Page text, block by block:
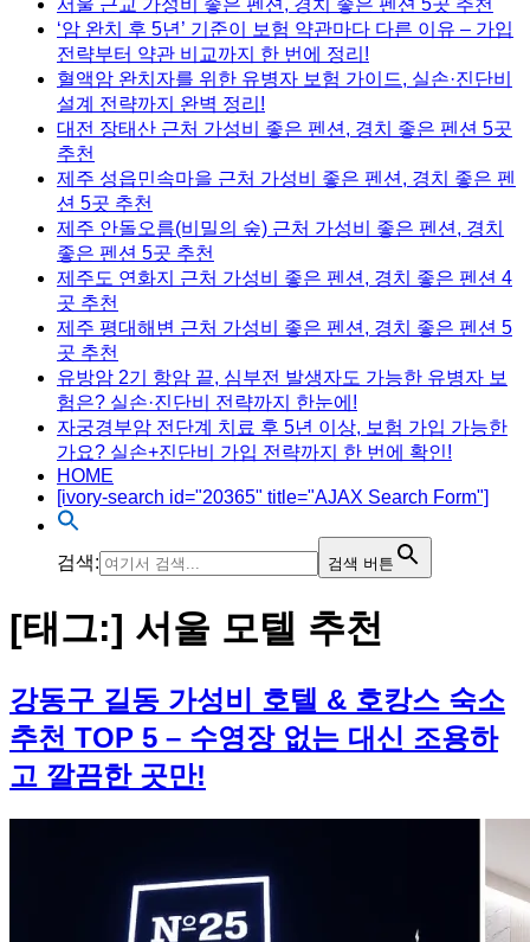
서울 근교 가성비 좋은 펜션, 경치 좋은 펜션 5곳 추천
‘암 완치 후 5년’ 기준이 보험 약관마다 다른 이유 – 가입
전략부터 약관 비교까지 한 번에 정리!
혈액암 완치자를 위한 유병자 보험 가이드, 실손·진단비
설계 전략까지 완벽 정리!
대전 장태산 근처 가성비 좋은 펜션, 경치 좋은 펜션 5곳
추천
제주 성읍민속마을 근처 가성비 좋은 펜션, 경치 좋은 펜
션 5곳 추천
제주 안돌오름(비밀의 숲) 근처 가성비 좋은 펜션, 경치
좋은 펜션 5곳 추천
제주도 연화지 근처 가성비 좋은 펜션, 경치 좋은 펜션 4
곳 추천
제주 평대해변 근처 가성비 좋은 펜션, 경치 좋은 펜션 5
곳 추천
유방암 2기 항암 끝, 심부전 발생자도 가능한 유병자 보
험은? 실손·진단비 전략까지 한눈에!
자궁경부암 전단계 치료 후 5년 이상, 보험 가입 가능한
가요? 실손+진단비 가입 전략까지 한 번에 확인!
HOME
[ivory-search id="20365" title="AJAX Search Form"]
검색: 검색 버튼
[태그:] 서울 모텔 추천
강동구 길동 가성비 호텔 & 호캉스 숙소
추천 TOP 5 – 수영장 없는 대신 조용하
고 깔끔한 곳만!